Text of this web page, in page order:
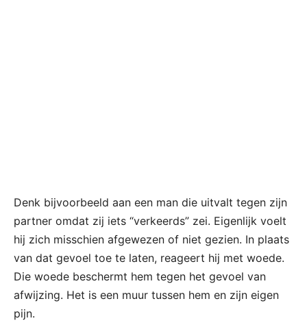
Denk bijvoorbeeld aan een man die uitvalt tegen zijn
partner omdat zij iets “verkeerds” zei. Eigenlijk voelt
hij zich misschien afgewezen of niet gezien. In plaats
van dat gevoel toe te laten, reageert hij met woede.
Die woede beschermt hem tegen het gevoel van
afwijzing. Het is een muur tussen hem en zijn eigen
pijn.